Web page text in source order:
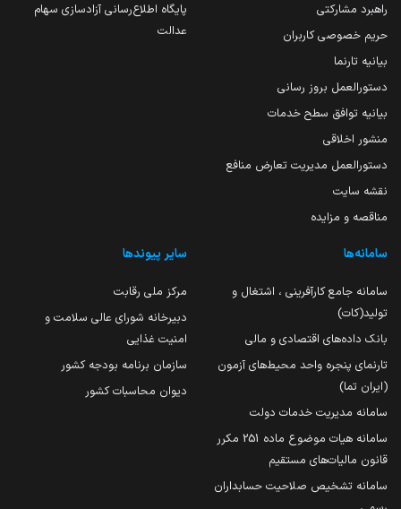
راهبرد مشارکتی
حریم خصوصی کاربران
بیانیه تارنما
دستورالعمل بروز رسانی
بیانیه توافق سطح خدمات
منشور اخلاقی
دستورالعمل مدیریت تعارض منافع
نقشه سایت
مناقصه و مزایده
پایگاه اطلاع‌رسانی آزادسازی سهام
عدالت
سامانه‌ها
سامانه جامع کارآفرینی ، اشتغال و
تولید(کات)
بانک داده‌های اقتصادی و مالی
تارنمای پنجره واحد محیط‌های آزمون
(ایران تما)
سامانه مدیریت خدمات دولت
سامانه هیات موضوع ماده 251 مکرر
قانون مالیات‌های مستقیم
سامانه تشخیص صلاحیت حسابداران
سایر پیوندها
مرکز ملی رقابت
دبیرخانه شورای عالی سلامت و
امنیت غذایی
سازمان برنامه بودجه کشور
دیوان محاسبات کشور